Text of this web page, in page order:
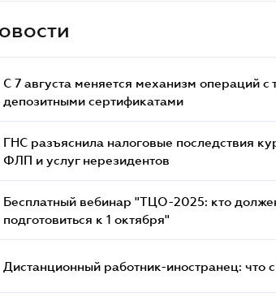
С 7 августа меняется механизм операций
депозитными сертификатами
ГНС разъяснила налоговые последствия
ФЛП и услуг нерезидентов
Бесплатный вебинар "ТЦО-2025: кто
подготовиться к 1 октября"
Дистанционный работник-иностранец: